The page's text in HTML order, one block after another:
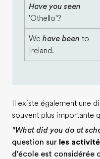
Have you seen
'Othello'?
We have been to
Ireland.
Il existe également une
souvent plus importante
"What did you do at
question sur les
d'école est considérée